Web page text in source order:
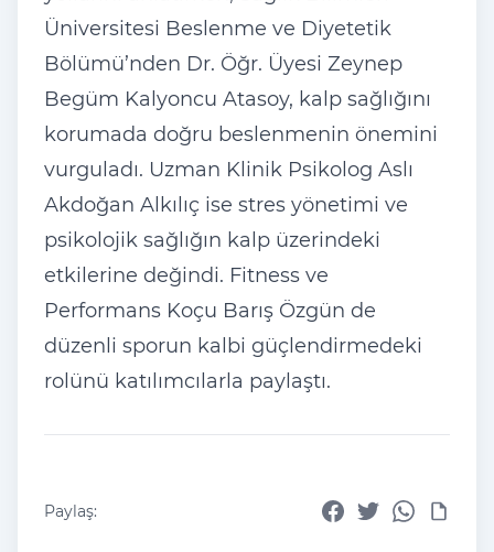
Üniversitesi Beslenme ve Diyetetik
Bölümü’nden Dr. Öğr. Üyesi Zeynep
Begüm Kalyoncu Atasoy, kalp sağlığını
korumada doğru beslenmenin önemini
vurguladı. Uzman Klinik Psikolog Aslı
Akdoğan Alkılıç ise stres yönetimi ve
psikolojik sağlığın kalp üzerindeki
etkilerine değindi. Fitness ve
Performans Koçu Barış Özgün de
düzenli sporun kalbi güçlendirmedeki
rolünü katılımcılarla paylaştı.
Paylaş: